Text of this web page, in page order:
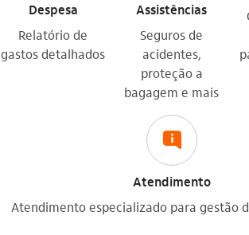
Despesa
Relatório de
gastos detalhados
Assistências
Seguros de
acidentes,
proteção a
bagagem e mais
icon-itaufonts_atendimento_2 icon
Atendimento
Atendimento especializado para gestão